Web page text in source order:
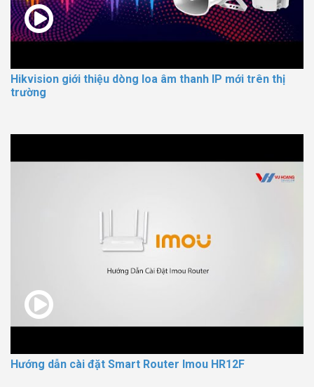
Hikvision giới thiệu dòng loa âm thanh IP mới trên thị
trường
Hướng dẫn cài đặt Smart Router Imou HR12F